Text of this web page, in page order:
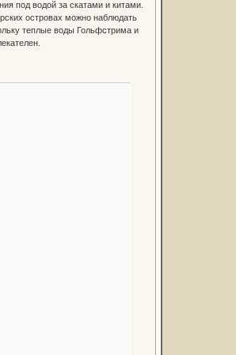
под водой за скатами и китами.
островах можно наблюдать
теплые воды Гольфстрима и